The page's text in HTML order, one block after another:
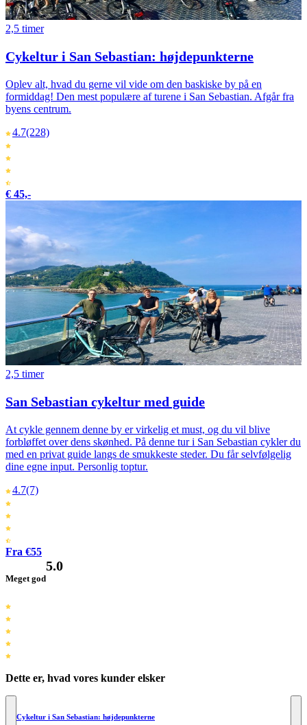
2,5 timer
Cykeltur i San Sebastian: højdepunkterne
Oplev alt, hvad du gerne vil vide om den baskiske by på en
formiddag! Den mest populære af turene i San Sebastian. Afgår fra
byens centrum.
4.7(228)
€ 45,-
2,5 timer
San Sebastian cykeltur med guide
At cykle gennem denne by er virkelig et must, og du vil blive
forbløffet over dens skønhed. På denne tur i San Sebastian cykler du
med en privat guide langs de smukkeste steder. Du får selvfølgelig
dine egne input. Personlig toptur.
4.7(7)
Fra €55
Meget god
5.0
Dette er, hvad vores kunder elsker
Cykeltur i San Sebastian: højdepunkterne